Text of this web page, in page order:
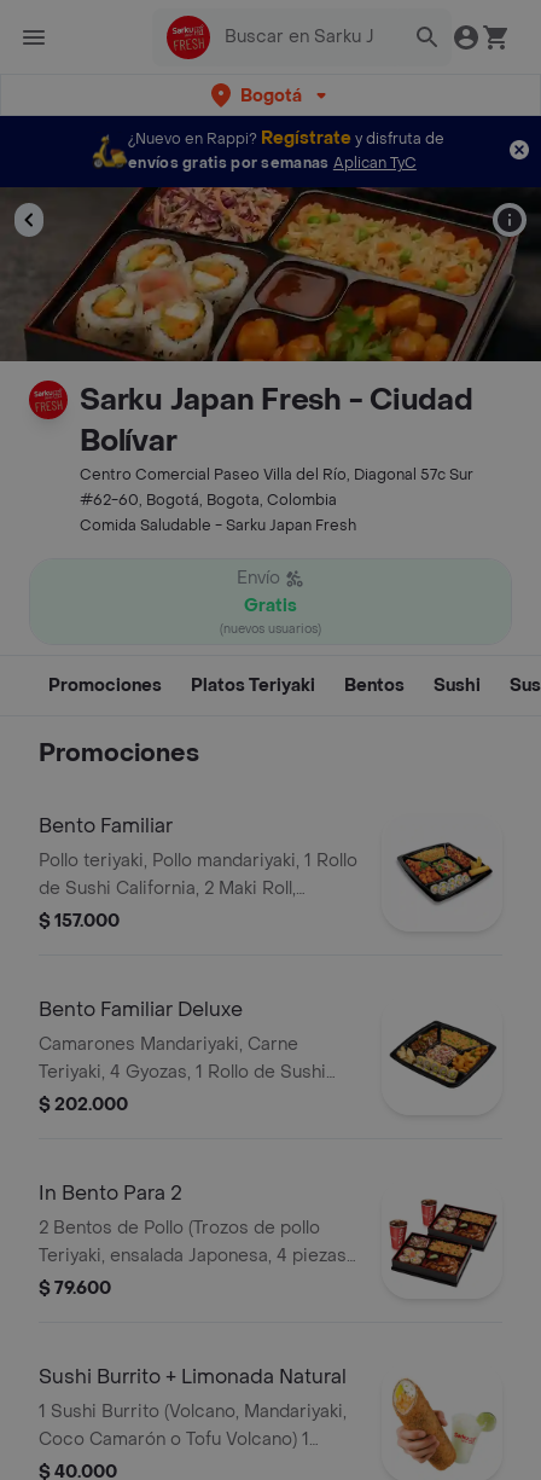
Bogotá
¿Nuevo en Rappi? Regístratey disfruta de
envíos gratis por semanas Aplican TyC
Sarku Japan Fresh - Ciudad
Bolívar
Centro Comercial Paseo Villa del Río, Diagonal 57c Sur
#62-60, Bogotá, Bogota, Colombia
Comida Saludable - Sarku Japan Fresh
Envío
Gratis
(nuevos usuarios)
Promociones Platos Teriyaki Bentos Sushi
Promociones
Bento Familiar
Pollo teriyaki, Pollo mandariyaki, 1 Rollo
de Sushi California, 2 Maki Roll,
vegetales, Arroz blanco, Arroz
$ 157.000
Bento Familiar Deluxe
Camarones Mandariyaki, Carne
Teriyaki, 4 Gyozas, 1 Rollo de Sushi
Golden California, Coleslaw Japonés,
$ 202.000
In Bento Para 2
2 Bentos de Pollo (Trozos de pollo
Teriyaki, ensalada Japonesa, 4 piezas
de sushi California y arroz japonés,
$ 79.600
Sushi Burrito + Limonada Natural
1 Sushi Burrito (Volcano, Mandariyaki,
Coco Camarón o Tofu Volcano) 1
Limonada Natural
$ 40.000